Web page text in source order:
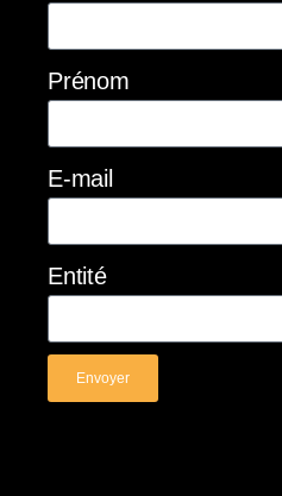
Prénom
E-mail
Entité
Envoyer